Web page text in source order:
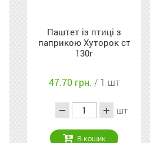
Паштет із птиці з
паприкою Хуторок ст
130г
47.70 грн. / 1 шт
шт
В кошик